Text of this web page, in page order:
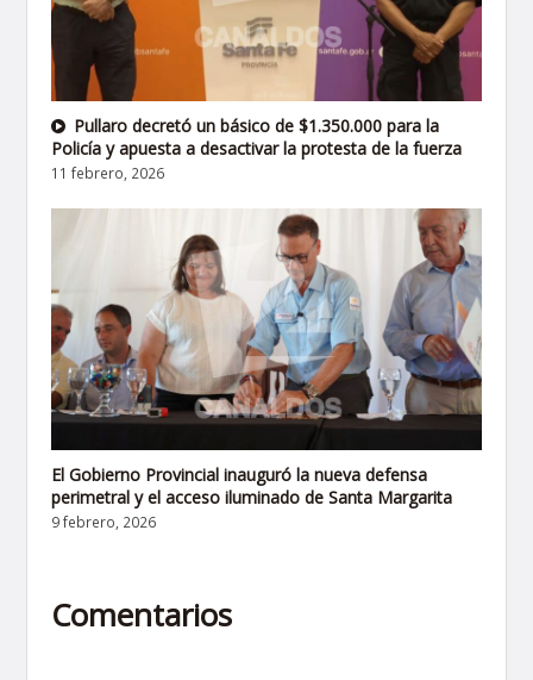
Pullaro decretó un básico de $1.350.000 para la
Policía y apuesta a desactivar la protesta de la fuerza
11 febrero, 2026
El Gobierno Provincial inauguró la nueva defensa
perimetral y el acceso iluminado de Santa Margarita
9 febrero, 2026
Comentarios